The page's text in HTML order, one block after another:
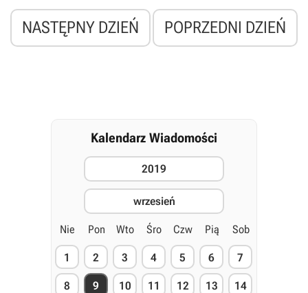
NASTĘPNY DZIEŃ POPRZEDNI DZIEŃ
Kalendarz Wiadomości
2019
wrzesień
Nie Pon Wto Śro Czw Pią Sob
1 2 3 4 5 6 7
8 9 10 11 12 13 14